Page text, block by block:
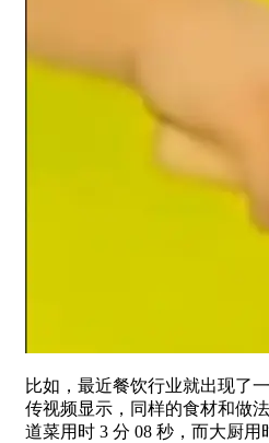
比如，最近餐饮行业就出现了
传视频显示，同样的食材和做
道菜用时 3 分 08 秒，而大厨用